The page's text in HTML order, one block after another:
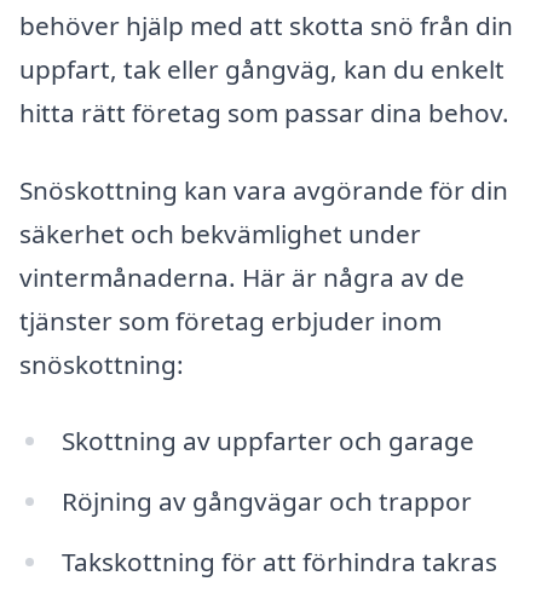
behöver hjälp med att skotta snö från din
uppfart, tak eller gångväg, kan du enkelt
hitta rätt företag som passar dina behov.
Snöskottning kan vara avgörande för din
säkerhet och bekvämlighet under
vintermånaderna. Här är några av de
tjänster som företag erbjuder inom
snöskottning:
Skottning av uppfarter och garage
Röjning av gångvägar och trappor
Takskottning för att förhindra takras